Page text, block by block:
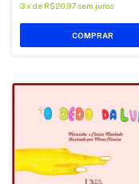
3x de R$20,97 sem juros
COMPRAR